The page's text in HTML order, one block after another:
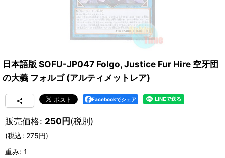
日本語版 SOFU-JP047 Folgo, Justice Fur Hire 空牙団
の大義 フォルゴ (アルティメットレア)
Facebookでシェア
販売価格: 250円(税別)
(税込: 275円)
重み: 1